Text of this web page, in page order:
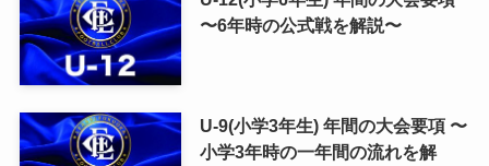
〜6年時の公式戦を解説〜
U-9(小学3年生) 年間の大会要項 〜
小学3年時の一年間の流れを解